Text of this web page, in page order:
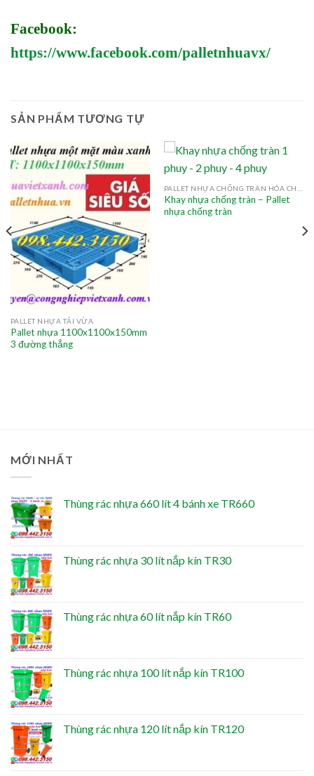
Facebook:
https://www.facebook.com/palletnhuavx/
SẢN PHẨM TƯƠNG TỰ
PALLET NHỰA TẢI VỪA
Pallet nhựa 1100x1100x150mm
3 đường thẳng
Khay nhựa chống tràn – Pallet
nhựa chống tràn
MỚI NHẤT
Thùng rác nhựa 660 lít 4 bánh xe TR660
Thùng rác nhựa 30 lít nắp kín TR30
Thùng rác nhựa 60 lít nắp kín TR60
Thùng rác nhựa 100 lít nắp kín TR100
Thùng rác nhựa 120 lít nắp kín TR120